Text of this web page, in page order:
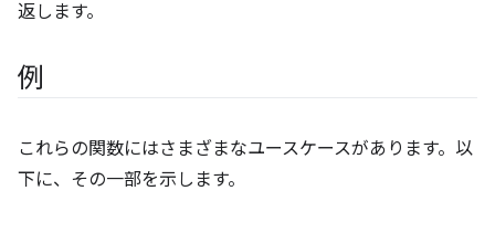
返します。
例
これらの関数にはさまざまなユースケースがあります。以
下に、その一部を示します。